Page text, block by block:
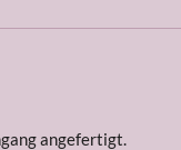
angefertigt.